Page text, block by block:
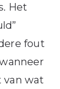
Het
fout
wat